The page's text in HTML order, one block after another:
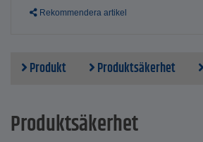
Rekommendera artikel
Produkt Produktsäkerhet
Produktsäkerhet